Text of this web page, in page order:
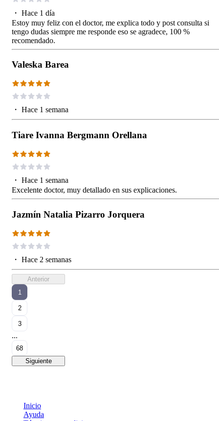
・ Hace 1 día
Estoy muy feliz con el doctor, me explica todo y post consulta si
tengo dudas siempre me responde eso se agradece, 100 %
recomendado.
Valeska Barea
・ Hace 1 semana
Tiare Ivanna Bergmann Orellana
・ Hace 1 semana
Excelente doctor, muy detallado en sus explicaciones.
Jazmín Natalia Pizarro Jorquera
・ Hace 2 semanas
Anterior
1
2
3
...
68
Siguiente
Inicio
Ayuda